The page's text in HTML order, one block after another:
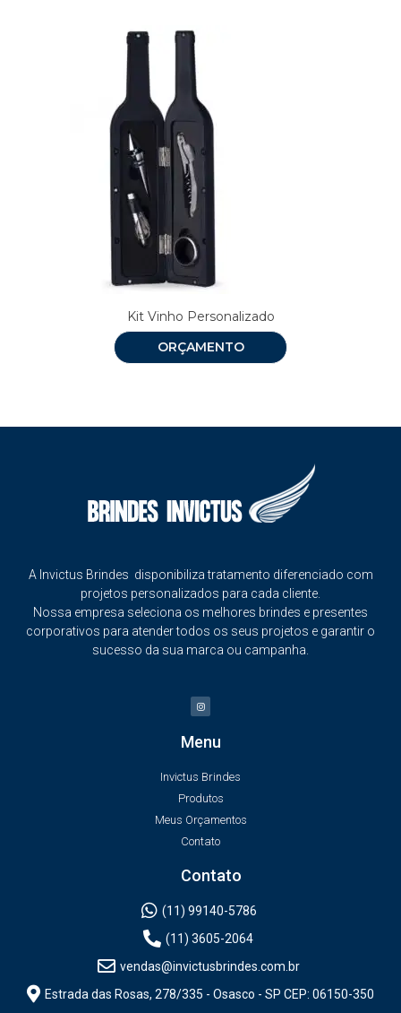
Kit Vinho Personalizado
ORÇAMENTO
A Invictus Brindes disponibiliza tratamento diferenciado com
projetos personalizados para cada cliente.
Nossa empresa seleciona os melhores brindes e presentes
corporativos para atender todos os seus projetos e garantir o
sucesso da sua marca ou campanha.
Menu
Invictus Brindes
Produtos
Meus Orçamentos
Contato
Contato
(11) 99140-5786
(11) 3605-2064
vendas@invictusbrindes.com.br
Estrada das Rosas, 278/335 - Osasco - SP CEP: 06150-350